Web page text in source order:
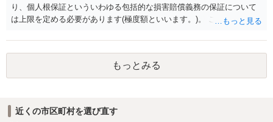
り、個人根保証といういわゆる包括的な損害賠償義務の保証について
は上限を定める必要があります(極度額といいます。)。 この書式にサ
り、会社側は請求できない可能性が高そうです。
もっとみる
近くの市区町村を選び直す